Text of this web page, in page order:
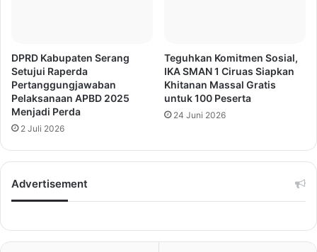
DPRD Kabupaten Serang
Setujui Raperda
Pertanggungjawaban
Pelaksanaan APBD 2025
Menjadi Perda
2 Juli 2026
Teguhkan Komitmen Sosial,
IKA SMAN 1 Ciruas Siapkan
Khitanan Massal Gratis
untuk 100 Peserta
24 Juni 2026
Advertisement